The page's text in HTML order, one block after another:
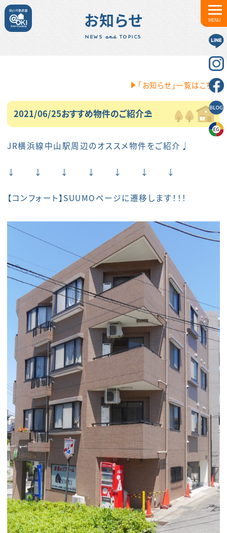
MENU
お知らせ
NEWS and TOPICS
「お知らせ」一覧はこちら
2021/06/25おすすめ物件のご紹介⛱
JR横浜線中山駅周辺のオススメ物件をご紹介♩
↓ ↓ ↓ ↓ ↓ ↓ ↓
【コンフォート】SUUMOページに遷移します！！！